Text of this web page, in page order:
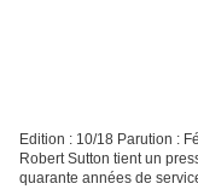
Edition : 10/18 Parution :
Robert Sutton tient un
quarante années de